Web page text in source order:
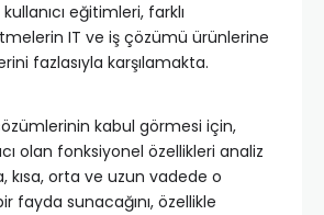
eğitimleri, farklı
IT ve iş çözümü ürünlerine
fazlasıyla karşılamakta.
kabul görmesi için,
olan fonksiyonel özellikleri analiz
kısa, orta ve uzun vadede o
fayda sunacağını, özellikle